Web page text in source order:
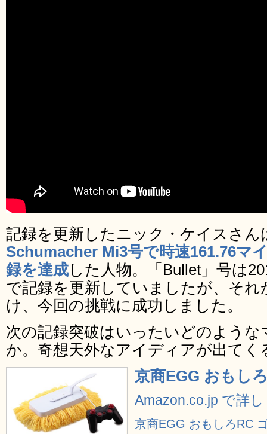
記録を更新したニック・ケイスさん
Schumacher Mi3号で時速161.76マ
録を達成した人物。「Bullet」号は
で記録を更新していましたが、それ
け、今回の挑戦に成功しました。
次の記録突破はいったいどのよう
か。奇想天外なアイディアが出てく
京商EGG おもし
Amazon.co.jp で詳
京商EGG おもしろRC